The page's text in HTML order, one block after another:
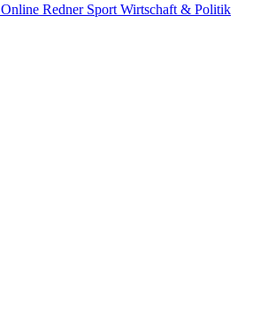
Online Redner Sport Wirtschaft & Politik